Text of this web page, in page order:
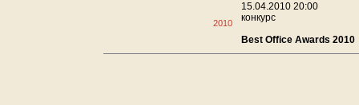
2010
15.04.2010 20:00
конкурс
Best Office Awards 2010